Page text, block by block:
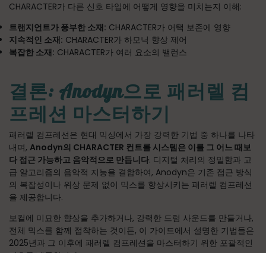
CHARACTER가 다른 신호 타입에 어떻게 영향을 미치는지 이해:
트랜지언트가 풍부한 소재: CHARACTER가 어택 보존에 영향
지속적인 소재: CHARACTER가 하모닉 향상 제어
복잡한 소재: CHARACTER가 여러 요소의 밸런스
결론: Anodyn으로 패러렐 컴
프레션 마스터하기
패러렐 컴프레션은 현대 믹싱에서 가장 강력한 기법 중 하나를 나타
내며, Anodyn의 CHARACTER 컨트롤 시스템은 이를 그 어느 때보
다 접근 가능하고 음악적으로 만듭니다. 디지털 처리의 정밀함과 고
급 알고리즘의 음악적 지능을 결합하여, Anodyn은 기존 접근 방식
의 복잡성이나 위상 문제 없이 믹스를 향상시키는 패러렐 컴프레션
을 제공합니다.
보컬에 미묘한 향상을 추가하거나, 강력한 드럼 사운드를 만들거나,
전체 믹스를 함께 접착하는 것이든, 이 가이드에서 설명한 기법들은
2025년과 그 이후에 패러렐 컴프레션을 마스터하기 위한 포괄적인